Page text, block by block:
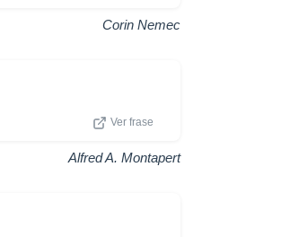
Corin Nemec
Ver frase
Alfred A. Montapert